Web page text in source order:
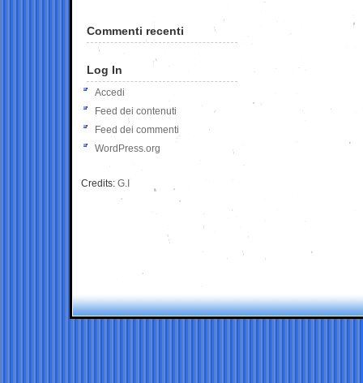
Commenti recenti
Log In
Accedi
Feed dei contenuti
Feed dei commenti
WordPress.org
Credits: G.I